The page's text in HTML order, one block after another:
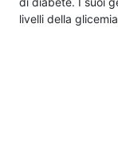
livelli della